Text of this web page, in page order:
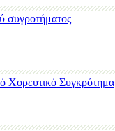
συγροτήματος
Χορευτικό Συγκρότημα